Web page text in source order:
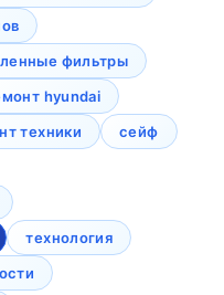
фильтры
hyundai
техники
сейф
технология